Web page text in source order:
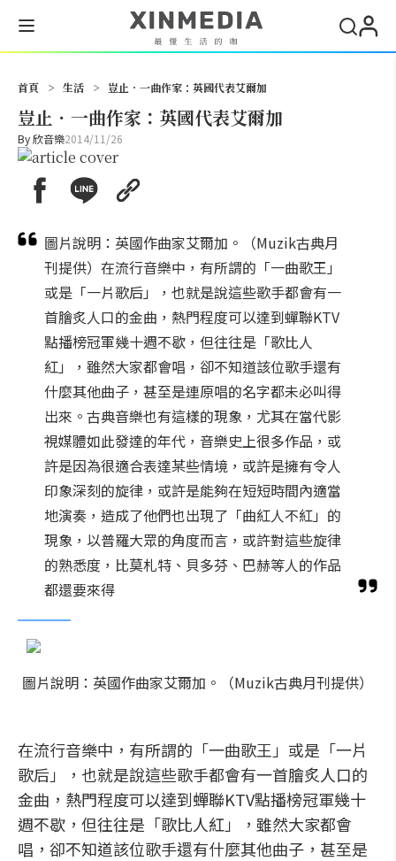
首頁 > 生活 > 豈止．一曲作家：英國代表艾爾加
豈止．一曲作家：英國代表艾爾加
By欣音樂2014/11/26
圖片說明：英國作曲家艾爾加。（Muzik古典月
刊提供）在流行音樂中，有所謂的「一曲歌王」
或是「一片歌后」，也就是說這些歌手都會有一
首膾炙人口的金曲，熱門程度可以達到蟬聯KTV
點播榜冠軍幾十週不歇，但往往是「歌比人
紅」，雖然大家都會唱，卻不知道該位歌手還有
什麼其他曲子，甚至是連原唱的名字都未必叫得
出來。古典音樂也有這樣的現象，尤其在當代影
視媒體如此發達的年代，音樂史上很多作品，或
許是因為很適合表達某些情境，或許是擁有令人
印象深刻的旋律，或許是能夠在短短時間內適當
地演奏，造成了他們也出現了「曲紅人不紅」的
現象，以普羅大眾的角度而言，或許對這些旋律
的熟悉度，比莫札特、貝多芬、巴赫等人的作品
都還要來得
圖片說明：英國作曲家艾爾加。（Muzik古典月刊提供）
在流行音樂中，有所謂的「一曲歌王」或是「一片
歌后」，也就是說這些歌手都會有一首膾炙人口的
金曲，熱門程度可以達到蟬聯KTV點播榜冠軍幾十
週不歇，但往往是「歌比人紅」，雖然大家都會
唱，卻不知道該位歌手還有什麼其他曲子，甚至是